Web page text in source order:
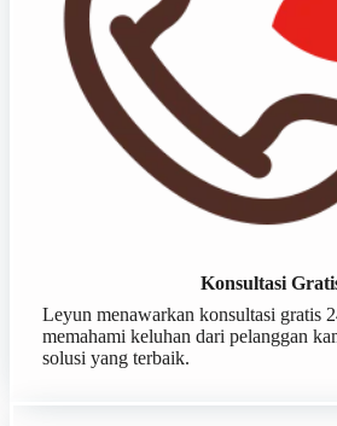
Konsultasi
Leyun menawarkan konsultasi gratis
memahami keluhan dari pelanggan
solusi yang terbaik.